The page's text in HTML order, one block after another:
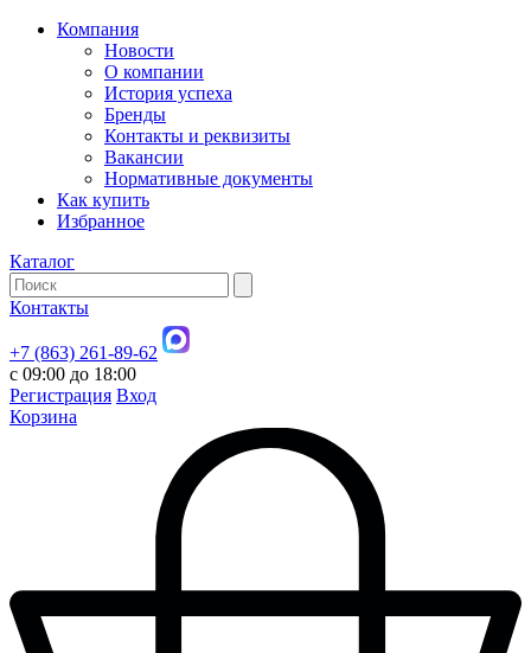
Компания
Новости
О компании
История успеха
Бренды
Контакты и реквизиты
Вакансии
Нормативные документы
Как купить
Избранное
Каталог
Контакты
+7 (863) 261-89-62
с 09:00 до 18:00
Регистрация Вход
Корзина